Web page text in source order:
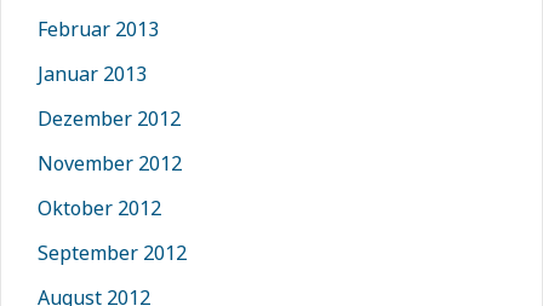
Februar 2013
Januar 2013
Dezember 2012
November 2012
Oktober 2012
September 2012
August 2012